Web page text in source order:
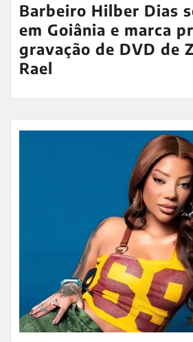
Barbeiro Hilber Dias
em Goiânia e marca
gravação de DVD de
Rael